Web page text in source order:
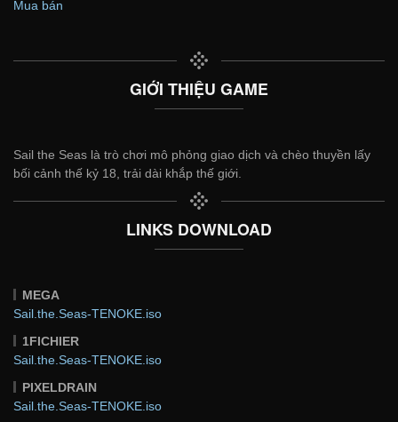
Mua bán
GIỚI THIỆU GAME
Sail the Seas là trò chơi mô phỏng giao dịch và chèo thuyền lấy
bối cảnh thế kỷ 18, trải dài khắp thế giới.
LINKS DOWNLOAD
MEGA
Sail.the.Seas-TENOKE.iso
1FICHIER
Sail.the.Seas-TENOKE.iso
PIXELDRAIN
Sail.the.Seas-TENOKE.iso